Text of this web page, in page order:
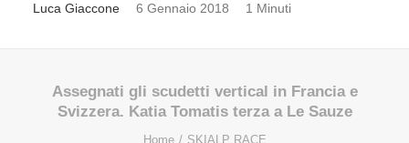
Luca Giaccone 6 Gennaio 2018 1 Minuti
Assegnati gli scudetti vertical in Francia e
Svizzera. Katia Tomatis terza a Le Sauze
Home
SKIALP RACE